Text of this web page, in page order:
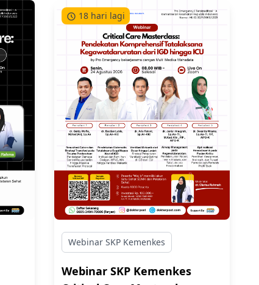
napas cepat dan dalam (Kussmaul)
akibat asidosis, koma karena gula
darah melonjak ekstrem, atau
justru kejang dan tidak sadar
karena gula darahnya anjlok
parah.
18 hari lagi
Webinar SKP Kemenkes
Webinar SKP Kemenkes